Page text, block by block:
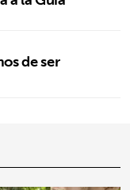
de ser